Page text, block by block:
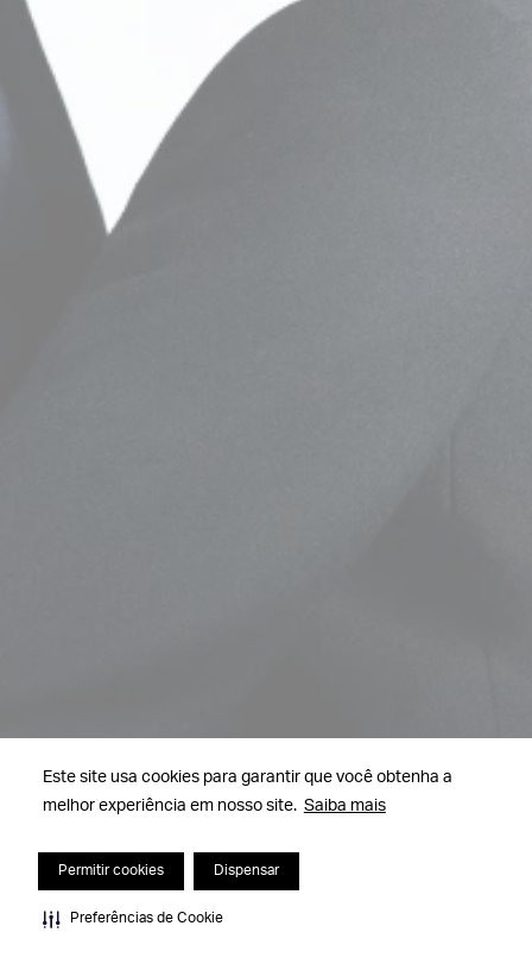
Este site usa cookies para garantir que você obtenha a
melhor experiência em nosso site. Saiba mais
Permitir cookies Dispensar
Preferências de Cookie